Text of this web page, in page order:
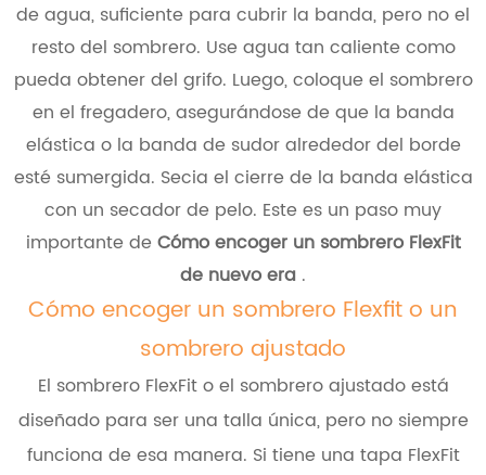
de agua, suficiente para cubrir la banda, pero no el
resto del sombrero. Use agua tan caliente como
pueda obtener del grifo. Luego, coloque el sombrero
en el fregadero, asegurándose de que la banda
elástica o la banda de sudor alrededor del borde
esté sumergida. Secia el cierre de la banda elástica
con un secador de pelo. Este es un paso muy
importante de Cómo encoger un sombrero FlexFit
de nuevo era .
Cómo encoger un sombrero Flexfit o un
sombrero ajustado
El sombrero FlexFit o el sombrero ajustado está
diseñado para ser una talla única, pero no siempre
funciona de esa manera. Si tiene una tapa FlexFit